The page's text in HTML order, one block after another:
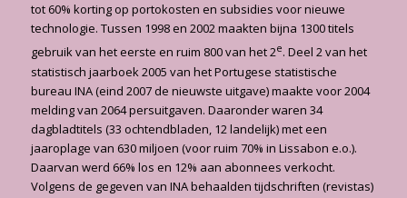
tot 60% korting op portokosten en subsidies voor nieuwe
technolo­gie. Tus­sen 1998 en 2002 maakten bijna 1300 titels
gebruik van het eerste en ruim 800 van het 2e. Deel 2 van het
statistisch jaarboek 2005 van het Portugese statistische
bureau INA (eind 2007 de nieuwste uitgave) maakte voor 2004
melding van 2064 persuitgaven. Daaronder waren 34
dagbladtitels (33 ochtendbladen, 12 landelijk) met een
jaaroplage van 630 miljoen (voor ruim 70% in Lissabon e.o.).
Daarvan werd 66% los en 12% aan abonnees verkocht.
Volgens de gegeven van INA behaalden tijdschriften (revistas)